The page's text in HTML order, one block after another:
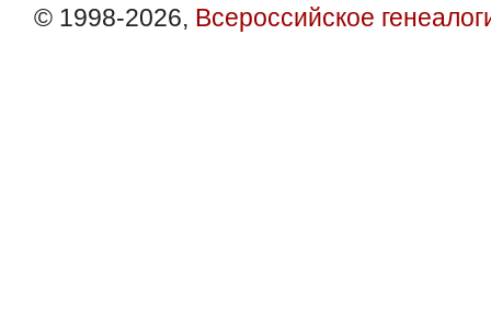
© 1998-2026, Всероссийское